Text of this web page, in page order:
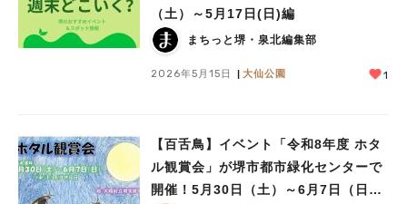
（土）～5月17日(日)編
まちっと堺・泉北編集部
2026年5月15日 大仙公園 1
【百舌鳥】イベント「令和8年度 ホタ
ル観賞会」が堺市都市緑化センターで
開催！5月30日（土）～6月7日（日）